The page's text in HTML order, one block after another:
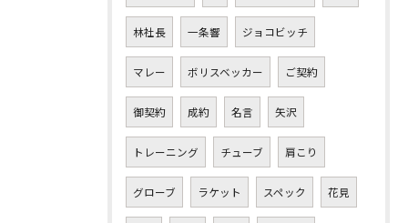
林社長 一条響 ジョコビッチ
マレー ボリスベッカー ご契約
御契約 成約 名言 矢沢
トレーニング チューブ 肩こり
グローブ ラケット スペック 花見